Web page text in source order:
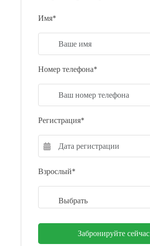
Имя*
Номер телефона*
Регистрация*
Взрослый*
Забронируйте сейчас